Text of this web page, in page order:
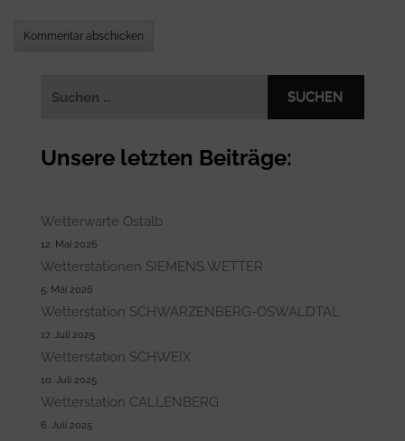
Unsere letzten Beiträge:
Wetterwarte Ostalb
12. Mai 2026
Wetterstationen SIEMENS WETTER
5. Mai 2026
Wetterstation SCHWARZENBERG-OSWALDTAL
17. Juli 2025
Wetterstation SCHWEIX
10. Juli 2025
Wetterstation CALLENBERG
6. Juli 2025